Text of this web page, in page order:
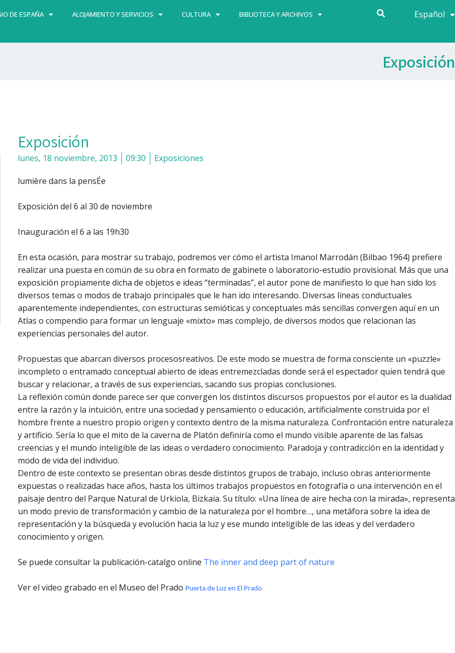
DE ESPAÑA ALOJAMIENTO Y SERVICIOS CULTURA BIBLIOTECA Y ARCHIVOS Español
Français
Exposición
Exposición
lunes, 18 noviembre, 2013 09:30 Exposiciones
lumière dans la pensÉe
Exposición del 6 al 30 de noviembre
Inauguración el 6 a las 19h30
En esta ocasión, para mostrar su trabajo, podremos ver cómo el artista Imanol Marrodán (Bilbao 1964) prefiere
realizar una puesta en común de su obra en formato de gabinete o laboratorio-estudio provisional. Más que una
exposición propiamente dicha de objetos e ideas “terminadas”, el autor pone de manifiesto lo que han sido los
diversos temas o modos de trabajo principales que le han ido interesando. Diversas líneas conductuales
aparentemente independientes, con estructuras semióticas y conceptuales más sencillas convergen aquí en un
Atlas o compendio para formar un lenguaje «mixto» mas complejo, de diversos modos que relacionan las
experiencias personales del autor.
Propuestas que abarcan diversos procesosreativos. De este modo se muestra de forma consciente un «puzzle»
incompleto o entramado conceptual abierto de ideas entremezcladas donde será el espectador quien tendrá que
buscar y relacionar, a través de sus experiencias, sacando sus propias conclusiones.
La reflexión común donde parece ser que convergen los distintos discursos propuestos por el autor es la dualidad
entre la razón y la intuición, entre una sociedad y pensamiento o educación, artificialmente construida por el
hombre frente a nuestro propio origen y contexto dentro de la misma naturaleza. Confrontación entre naturaleza
y artificio. Sería lo que el mito de la caverna de Platón definiría como el mundo visible aparente de las falsas
creencias y el mundo inteligible de las ideas o verdadero conocimiento. Paradoja y contradicción en la identidad y
modo de vida del individuo.
Dentro de este contexto se presentan obras desde distintos grupos de trabajo, incluso obras anteriormente
expuestas o realizadas hace años, hasta los últimos trabajos propuestos en fotografía o una intervención en el
paisaje dentro del Parque Natural de Urkiola, Bizkaia. Su título: «Una línea de aire hecha con la mirada», representa
un modo previo de transformación y cambio de la naturaleza por el hombre…, una metáfora sobre la idea de
representación y la búsqueda y evolución hacia la luz y ese mundo inteligible de las ideas y del verdadero
conocimiento y origen.
Se puede consultar la publicación-catalgo online The inner and deep part of nature
Ver el video grabado en el Museo del Prado Puerta de Luz en El Prado